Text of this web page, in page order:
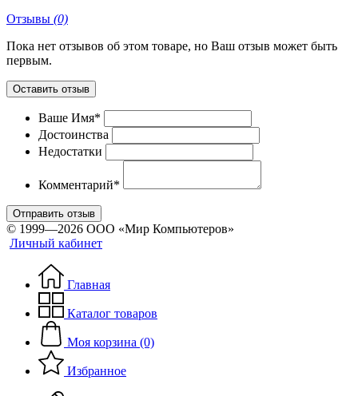
Отзывы (0)
Пока нет отзывов об этом товаре, но Ваш отзыв может быть
первым.
Оставить отзыв
Ваше Имя*
Достоинства
Недостатки
Комментарий*
Отправить отзыв
© 1999—2026 ООО «Мир Компьютеров»
Личный кабинет
Главная
Каталог товаров
Моя корзина (0)
Избранное